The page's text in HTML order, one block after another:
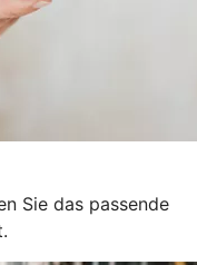
Sie das passende